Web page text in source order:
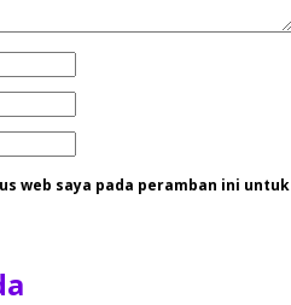
web saya pada peramban ini